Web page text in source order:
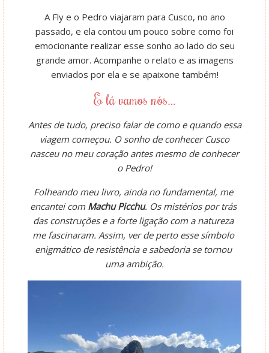
A Fly e o Pedro viajaram para Cusco, no ano
passado, e ela contou um pouco sobre como foi
emocionante realizar esse sonho ao lado do seu
grande amor. Acompanhe o relato e as imagens
enviados por ela e se apaixone também!
E lá vamos nós…
Antes de tudo, preciso falar de como e quando essa
viagem começou. O sonho de conhecer Cusco
nasceu no meu coração antes mesmo de conhecer
o Pedro!
Folheando meu livro, ainda no fundamental, me
encantei com Machu Picchu. Os mistérios por trás
das construções e a forte ligação com a natureza
me fascinaram. Assim, ver de perto esse símbolo
enigmático de resistência e sabedoria se tornou
uma ambição.